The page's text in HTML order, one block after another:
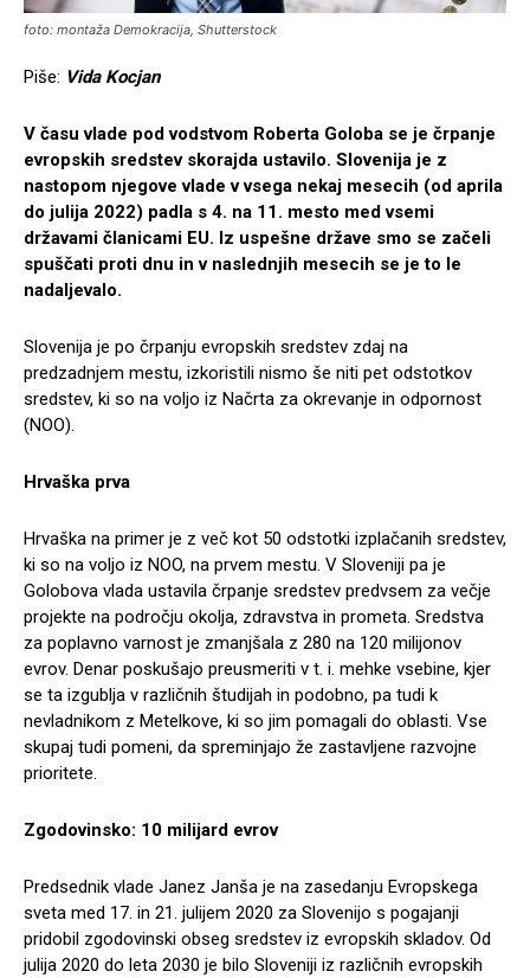
foto: montaža Demokracija, Shutterstock
Piše: Vida Kocjan
V času vlade pod vodstvom Roberta Goloba se je črpanje
evropskih sredstev skorajda ustavilo. Slovenija je z
nastopom njegove vlade v vsega nekaj mesecih (od aprila
do julija 2022) padla s 4. na 11. mesto med vsemi
državami članicami EU. Iz uspešne države smo se začeli
spuščati proti dnu in v naslednjih mesecih se je to le
nadaljevalo.
Slovenija je po črpanju evropskih sredstev zdaj na
predzadnjem mestu, izkoristili nismo še niti pet odstotkov
sredstev, ki so na voljo iz Načrta za okrevanje in odpornost
(NOO).
Hrvaška prva
Hrvaška na primer je z več kot 50 odstotki izplačanih sredstev,
ki so na voljo iz NOO, na prvem mestu. V Sloveniji pa je
Golobova vlada ustavila črpanje sredstev predvsem za večje
projekte na področju okolja, zdravstva in prometa. Sredstva
za poplavno varnost je zmanjšala z 280 na 120 milijonov
evrov. Denar poskušajo preusmeriti v t. i. mehke vsebine, kjer
se ta izgublja v različnih študijah in podobno, pa tudi k
nevladnikom z Metelkove, ki so jim pomagali do oblasti. Vse
skupaj tudi pomeni, da spreminjajo že zastavljene razvojne
prioritete.
Zgodovinsko: 10 milijard evrov
Predsednik vlade Janez Janša je na zasedanju Evropskega
sveta med 17. in 21. julijem 2020 za Slovenijo s pogajanji
pridobil zgodovinski obseg sredstev iz evropskih skladov. Od
julija 2020 do leta 2030 je bilo Sloveniji iz različnih evropskih